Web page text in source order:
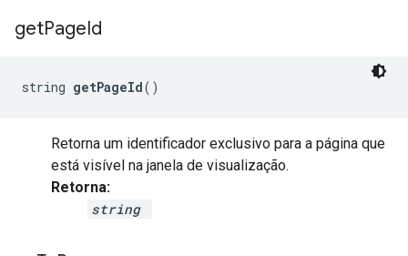
getPageId
string getPageId()
Retorna um identificador exclusivo para a página que
está visível na janela de visualização.
Retorna:
string